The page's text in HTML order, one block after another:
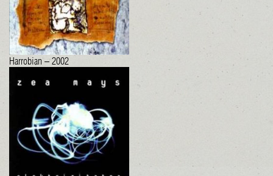
Harrobian – 2002